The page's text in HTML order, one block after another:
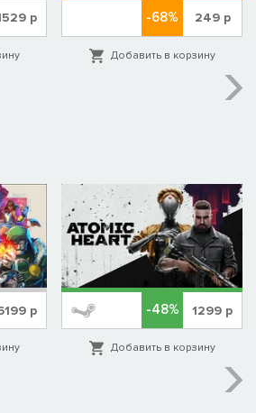
р -68% 249р
Добавить в корзину
р -48% 1299 р
Добавить в корзину